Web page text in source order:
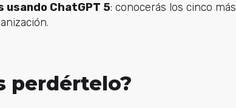
ChatGPT 5: conocerás los cinco más
perdértelo?